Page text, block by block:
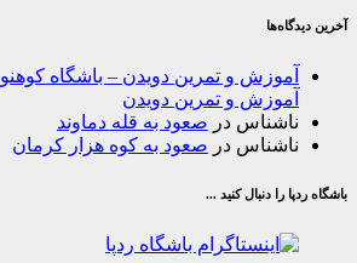
و تمرین دویدن – باشگاه کوهنوردی ردپا
و تمرین دویدن
درصعود به قله دماوند
درصعود به کوه هزار کرمان
دنبال کنید ...